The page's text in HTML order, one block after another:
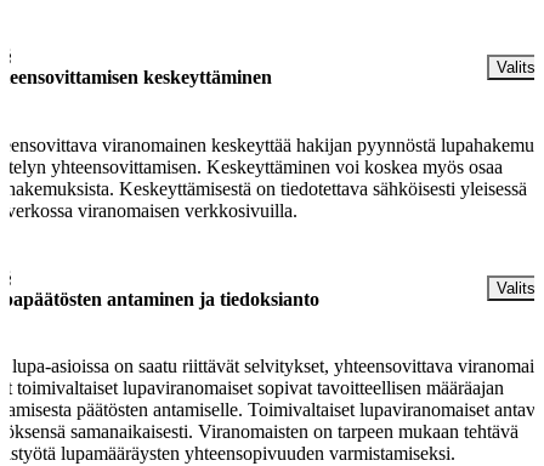
keskeyttäminen
viranomainen keskeyttää hakijan pyynnöstä
yhteensovittamisen. Keskeyttäminen voi koskea myös osaa
Keskeyttämisestä on tiedotettava sähköisesti yleisessä
viranomaisen verkkosivuilla.
antaminen ja tiedoksianto
lupa-asioissa on saatu riittävät selvitykset, yhteensovittava
toimivaltaiset lupaviranomaiset sopivat tavoitteellisen määräajan
päätösten antamiselle. Toimivaltaiset lupaviranomaiset
samanaikaisesti. Viranomaisten on tarpeen mukaan tehtävä
lupamääräysten yhteensopivuuden varmistamiseksi.